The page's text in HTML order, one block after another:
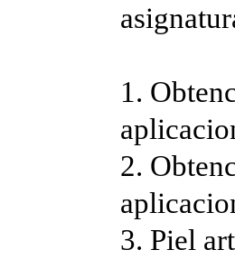
1.
2.
3. Piel